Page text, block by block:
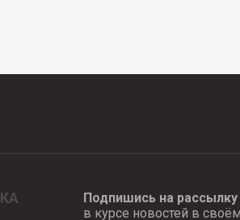
Подпишись на рассылку
в курсе новостей в